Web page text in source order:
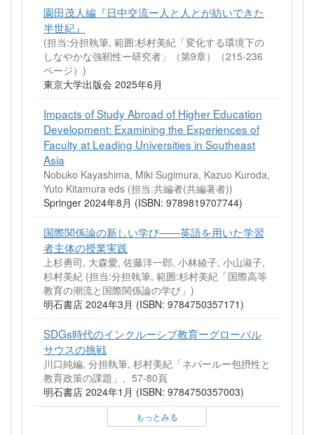
園田茂人編『日中交流ー人と人とが紡いできた
半世紀』
(担当:分担執筆, 範囲:杉村美紀「変化する環境下の
しなやかな強靭性ー研究者」（第9章）（215-236
ページ）)
東京大学出版会 2025年6月
Impacts of Study Abroad of Higher Education
Development: Examining the Experiences of
Faculty at Leading Universities in Southeast
Asia
Nobuko Kayashima, Miki Sugimura, Kazuo Kuroda,
Yuto Kitamura eds (担当:共編者(共編著者))
Springer 2024年8月 (ISBN: 9789819707744)
国際関係論の新しい学び――英語を用いた学習
者主体の授業実践
上杉勇司, 大森愛, 佐藤洋一郎, 小林綾子, 小山淑子,
杉村美紀 (担当:分担執筆, 範囲:杉村美紀「国際高等
教育の潮流と国際関係論の学び」)
明石書店 2024年3月 (ISBN: 9784750357171)
SDGs時代のインクルーシブ教育ーグローバル
サウスの挑戦
川口純編, 分担執筆, 杉村美紀「ネパールー包摂性と
教育政策の課題」、57-80頁
明石書店 2024年1月 (ISBN: 9784750357003)
もっとみる